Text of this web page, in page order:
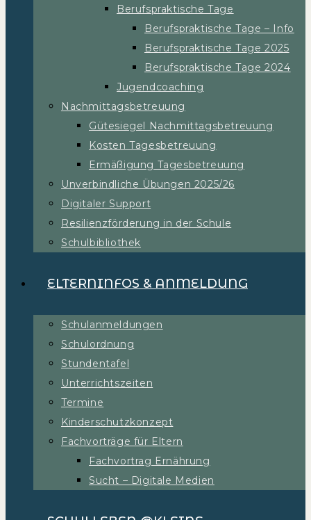
Berufspraktische Tage
Berufspraktische Tage – Info
Berufspraktische Tage 2025
Berufspraktische Tage 2024
Jugendcoaching
Nachmittagsbetreuung
Gütesiegel Nachmittagsbetreuung
Kosten Tagesbetreuung
Ermäßigung Tagesbetreuung
Unverbindliche Übungen 2025/26
Digitaler Support
Resilienzförderung in der Schule
Schulbibliothek
ELTERNINFOS & ANMELDUNG
Schulanmeldungen
Schulordnung
Stundentafel
Unterrichtszeiten
Termine
Kinderschutzkonzept
Fachvorträge für Eltern
Fachvortrag Ernährung
Sucht – Digitale Medien